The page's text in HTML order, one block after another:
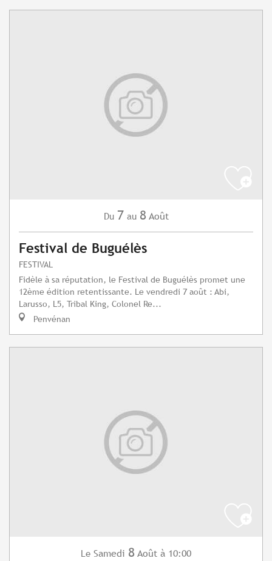
Du 7 au 8 Août
Festival de Buguélès
FESTIVAL
Fidèle à sa réputation, le Festival de Buguélès promet une
12ème édition retentissante. Le vendredi 7 août : Abi,
Larusso, L5, Tribal King, Colonel Re...
Penvénan
Le Samedi 8 Août à 10:00